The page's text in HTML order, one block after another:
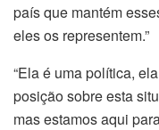
país que mantém
eles os representem.”
“Ela é uma política,
posição sobre esta
mas estamos aqui